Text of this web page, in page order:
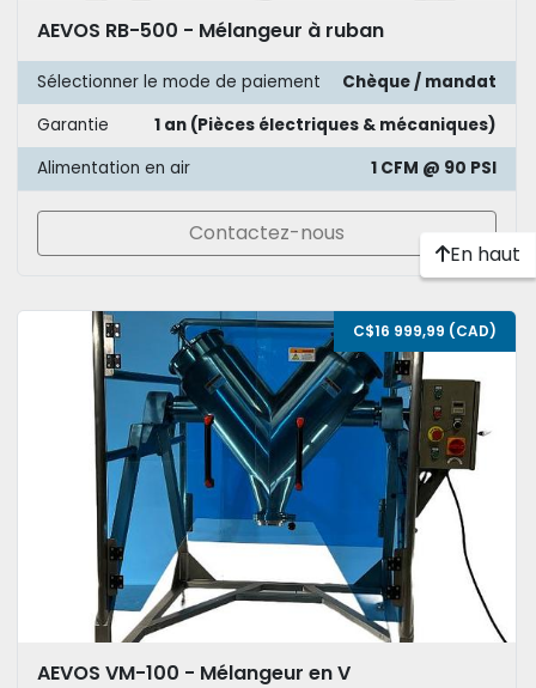
AEVOS RB-500 - Mélangeur à ruban
Sélectionner le mode de paiement
Chèque / mandat
Garantie
1 an (Pièces électriques & mécaniques)
Alimentation en air
1 CFM @ 90 PSI
Contactez-nous
C$16 999,99 (CAD)
AEVOS VM-100 - Mélangeur en V
En haut